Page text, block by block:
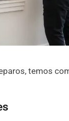
temos